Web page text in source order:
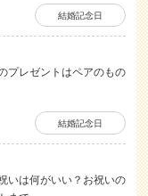
結婚記念日
プレゼントはペアのもの
結婚記念日
いは何がいい？お祝いの